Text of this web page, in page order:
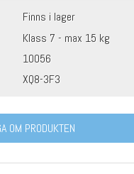
Finns i lager
Klass 7 - max 15 kg
10056
XQ8-3F3
OM PRODUKTEN